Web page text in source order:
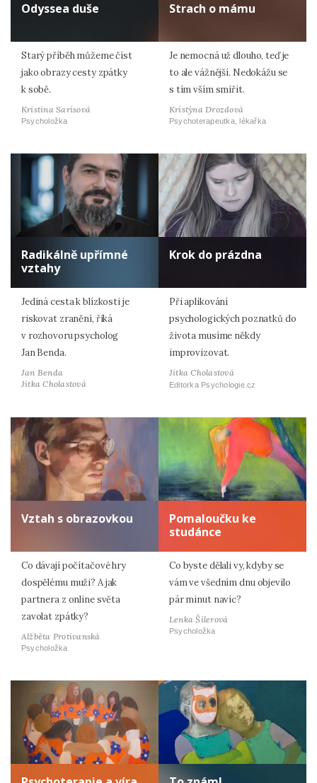
Odyssea duše
Starý příběh můžeme číst
jako obrazy cesty zpátky
k sobě.
Kristina Sarisová
Psycholožka
Strach o mámu
Je nemocná už dlouho, teď je
to ale vážnější. Nedokážu se
s tím vším smířit.
Kristýna Drozdová
Psychoterapeutka, lékařka
Radikálně upřímné
vztahy
Jediná cesta k blízkosti je
riskovat zranění, říká
v rozhovoru psycholog
Jan Benda.
Jan Benda
Jitka Cholastová
Krok do prázdna
Při aplikování
psychologických poznatků do
života musíme někdy
improvizovat.
Jitka Cholastová
Editorka Psychologie.cz
Vztah s obrazovkou
Co dávají počítačové hry
dospělému muži? A jak
partnera z online světa
zavolat zpátky?
Alžběta Protivanská
Psycholožka
Pomaloučku ke
studánce
Co byste dělali vy, kdyby se
vám ve všedním dnu objevilo
pár minut navíc?
Lenka Šilerová
Psycholožka